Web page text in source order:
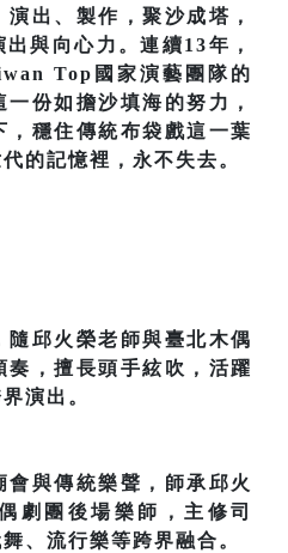
出、製作，聚沙成塔，
與向心力。連續13年，
Top國家演藝團隊的
份如擔沙填海的努力，
穩住傳統布袋戲這一葉
的記憶裡，永不失去。
邱火榮老師與臺北木偶
奏，擅長頭手絃吹，活躍
演出。
與傳統樂聲，師承邱火
劇團後場樂師，主修司
、流行樂等跨界融合。